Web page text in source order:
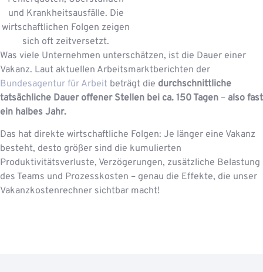
und Krankheitsausfälle. Die
wirtschaftlichen Folgen zeigen
sich oft zeitversetzt.
Was viele Unternehmen unterschätzen, ist die Dauer einer
Vakanz. Laut aktuellen Arbeitsmarktberichten der
Bundesagentur für Arbeit beträgt die durchschnittliche
tatsächliche Dauer offener Stellen bei ca. 150 Tagen – also fast
ein halbes Jahr.
Das hat direkte wirtschaftliche Folgen: Je länger eine Vakanz
besteht, desto größer sind die kumulierten
Produktivitätsverluste, Verzögerungen, zusätzliche Belastung
des Teams und Prozesskosten – genau die Effekte, die unser
Vakanzkostenrechner sichtbar macht!